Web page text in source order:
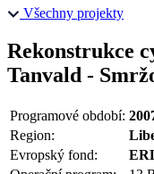
Všechny projekty
Rekonstrukce
Tanvald -
Programové období:
Region:
Evropský fond: